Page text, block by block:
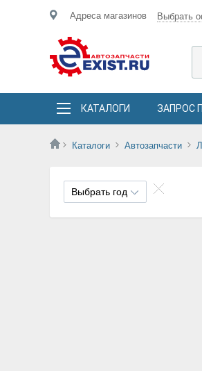
Адреса магазинов Выбрать
КАТАЛОГИ ЗАПРОС
Каталоги Автозапчасти
Выбрать год